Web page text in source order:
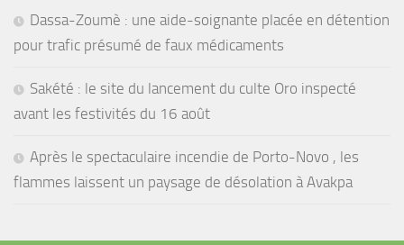
Dassa-Zoumè : une aide-soignante placée en détention
pour trafic présumé de faux médicaments
Sakété : le site du lancement du culte Oro inspecté
avant les festivités du 16 août
Après le spectaculaire incendie de Porto-Novo , les
flammes laissent un paysage de désolation à Avakpa